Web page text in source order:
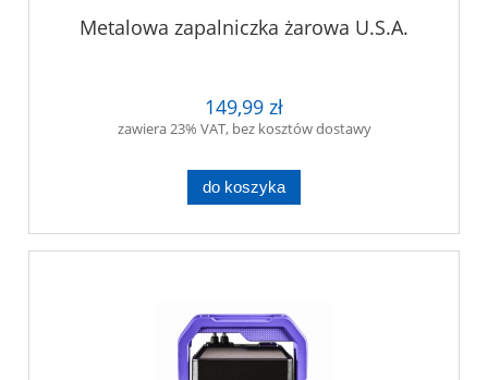
Metalowa zapalniczka żarowa U.S.A.
149,99 zł
zawiera 23% VAT, bez kosztów dostawy
do koszyka